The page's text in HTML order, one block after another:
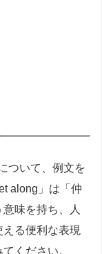
ついて、例文を
along」は「仲
味を持ち、人
る便利な表現
ください。